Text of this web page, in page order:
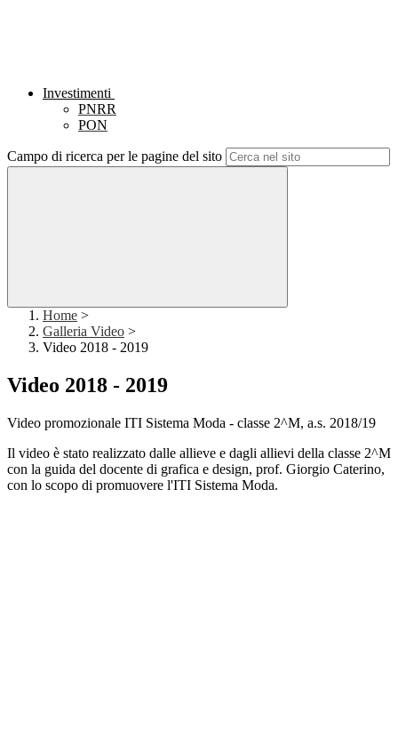
Investimenti
PNRR
PON
Campo di ricerca per le pagine del sito
Home >
Galleria Video >
Video 2018 - 2019
Video 2018 - 2019
Video promozionale ITI Sistema Moda - classe 2^M, a.s. 2018/19
Il video è stato realizzato dalle allieve e dagli allievi della classe 2^M
con la guida del docente di grafica e design, prof. Giorgio Caterino,
con lo scopo di promuovere l'ITI Sistema Moda.